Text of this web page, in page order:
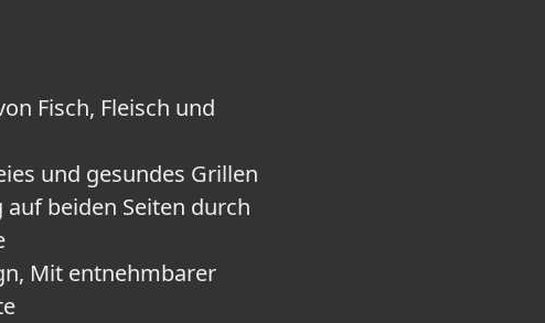
Fisch, Fleisch und
und gesundes Grillen
beiden Seiten durch
Mit entnehmbarer